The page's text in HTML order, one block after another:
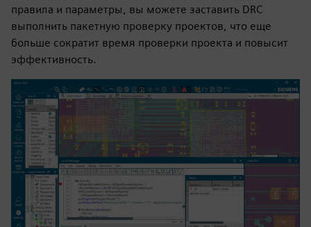
правила и параметры, вы можете заставить DRC
выполнить пакетную проверку проектов, что еще
больше сократит время проверки проекта и повысит
эффективность.